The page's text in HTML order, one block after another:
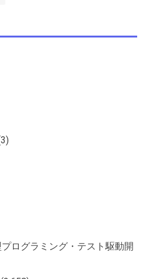
ログラミング・テスト駆動開